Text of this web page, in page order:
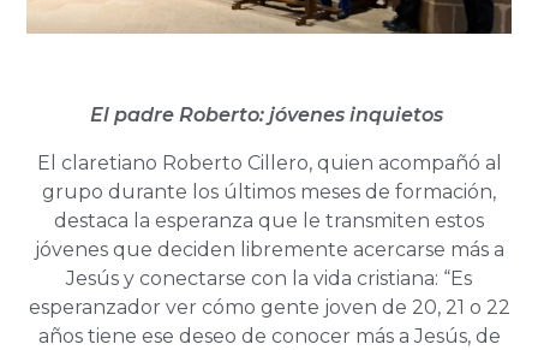
El padre Roberto: jóvenes inquietos
El claretiano Roberto Cillero, quien acompañó al
grupo durante los últimos meses de formación,
destaca la esperanza que le transmiten estos
jóvenes que deciden libremente acercarse más a
Jesús y conectarse con la vida cristiana: “Es
esperanzador ver cómo gente joven de 20, 21 o 22
años tiene ese deseo de conocer más a Jesús, de